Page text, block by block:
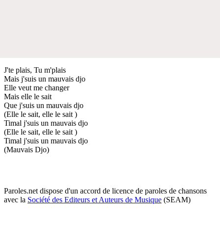
J'te plais, Tu m'plais
Mais j'suis un mauvais djo
Elle veut me changer
Mais elle le sait
Que j'suis un mauvais djo
(Elle le sait, elle le sait )
Timal j'suis un mauvais djo
(Elle le sait, elle le sait )
Timal j'suis un mauvais djo
(Mauvais Djo)
Paroles.net dispose d'un accord de licence de paroles de chansons
avec la Société des Editeurs et Auteurs de Musique (SEAM)